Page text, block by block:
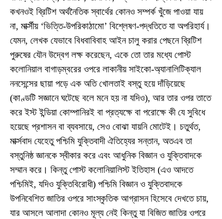
কখনওই ব্রিটিশ অর্থনৈতিক স্বার্থের কোনও সম্পর্ক খুঁজে পাওয়া যায়
না, মার্ক্সীয় ‘ভিত্তি-উপরিকাঠামো’ বিশ্লেষণ-পদ্ধতিতে যা অপরিহার্য।
যেমন, লেখক যেভাবে বিধবাবিবাহ আইন চালু করার পেছনে ব্রিটিশ
পুরুষের যৌন উদ্বেগ লক্ষ করেছেন, একে তো তার মধ্যে পোস্ট
কলোনিয়াল বাগাড়ম্বরের ওপরে লাকানীয় সাইকো-অ্যানালিটিক্যাল
ননসেন্সের ছায়া পড়ে এক অতি খোলতাই বস্তু হয়ে দাঁড়িয়েছে
(কাণ্ডটি সজ্ঞানে ঘটেছে বলে মনে হয় না যদিও), আর তার ওপর তাতে
করে ইস্ট ইন্ডিয়া কোম্পানিরই বা প্রত্যক্ষে বা পরোক্ষে কী যে সুবিধে
হয়েছে প্রশাসন বা ব্যবসায়ে, সেও বোঝা যায়নি মোটেই। চতুর্থত,
মার্ক্সবাদ যেহেতু পশ্চিমি যুক্তিবাদী ঐতিহ্যের সন্তান, অতএব তা
বস্তুনিষ্ঠ জ্ঞানকে স্বীকার করে এবং আধুনিক বিজ্ঞান ও যুক্তিবাদকে
সম্মান করে। কিন্তু পোস্ট কলোনিয়ালিস্ট ইতিহাস (এও আদতে
পশ্চিমিই, যদিও যুক্তিবিরোধী) পশ্চিমি বিজ্ঞান ও যুক্তিবাদকে
উপনিবেশিত জাতির ওপরে সাংস্কৃতিক আগ্রাসন হিসেবে দেখতে চায়,
যার আসলে আলাদা কোনও মূল্য নেই কিন্তু যা বিজিত জাতির ওপরে